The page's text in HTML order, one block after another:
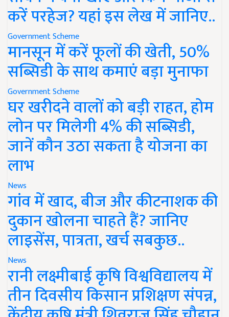
करें परहेज? यहां इस लेख में जानिए..
Government Scheme
मानसून में करें फूलों की खेती, 50%
सब्सिडी के साथ कमाएं बड़ा मुनाफा
Government Scheme
घर खरीदने वालों को बड़ी राहत, होम
लोन पर मिलेगी 4% की सब्सिडी,
जानें कौन उठा सकता है योजना का
लाभ
News
गांव में खाद, बीज और कीटनाशक की
दुकान खोलना चाहते हैं? जानिए
लाइसेंस, पात्रता, खर्च सबकुछ..
News
रानी लक्ष्मीबाई कृषि विश्वविद्यालय में
तीन दिवसीय किसान प्रशिक्षण संपन्न,